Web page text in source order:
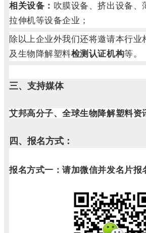
相关设备： 吹膜设备、挤出设备、
拉伸机等设备企业；
除以上企业外我们还将邀请本行业
及生物降解塑料检测认证机构等。
三、支持媒体
艾邦高分子、全球生物降解塑料资
四、报名方式：
报名方式一：请加微信并发名片报